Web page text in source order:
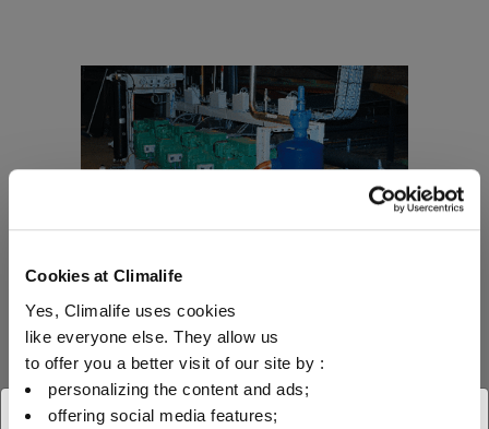
Cookies at Climalife
Yes, Climalife uses cookies
like everyone else. They allow us
to offer you a better visit of our site by :
personalizing the content and ads;
offering social media features;
Die Kälteanlage versorgt 15 Arbeitsräume
Produktvorbereitung, der Formgebung, dem
Garen, der Kühlung des gegarten Fleisches
vor Verpackung, Lagerung und Versand.
Diese Arbeitsräume sind mit KÜBA-